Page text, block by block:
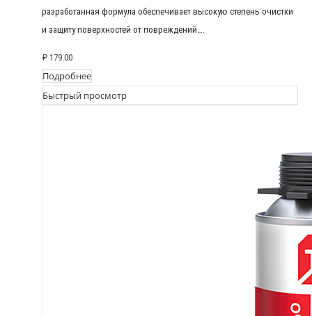
разработанная формула обеспечивает высокую степень очистки
и защиту поверхностей от повреждений….
₽ 179.00
Подробнее
Быстрый просмотр